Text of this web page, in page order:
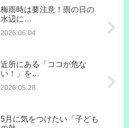
梅雨時は要注意！雨の日の
水辺に…
2026.06.04
近所にある「ココが危な
い！」を…
2026.05.28
5月に気をつけたい「子ども